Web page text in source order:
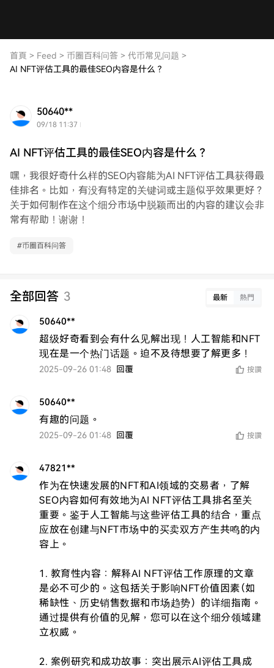
首頁 > Feed > 币圈百科问答 > 代币常见问题 >
AI NFT评估工具的最佳SEO内容是什么？
50640**
09/18 11:37
AI NFT评估工具的最佳SEO内容是什么？
嘿，我很好奇什么样的SEO内容能为AI NFT评估工具获得最
佳排名。比如，有没有特定的关键词或主题似乎效果更好？
关于如何制作在这个细分市场中脱颖而出的内容的建议会非
常有帮助！谢谢！
#币圈百科问答
全部回答 3 最新 熱門
50640**
超级好奇看到会有什么见解出现！人工智能和NFT
现在是一个热门话题。迫不及待想要了解更多！
2025-09-26 01:48 回覆 按讚
50640**
有趣的问题。
2025-09-26 01:48 回覆 按讚
47821**
作为在快速发展的NFT和AI领域的交易者，了解
SEO内容如何有效地为AI NFT评估工具排名至关
重要。鉴于人工智能与这些评估工具的结合，重点
应放在创建与NFT市场中的买卖双方产生共鸣的内
容上。
1. 教育性内容：解释AI NFT评估工作原理的文章
是必不可少的。这包括关于影响NFT价值因素（如
稀缺性、历史销售数据和市场趋势）的详细指南。
通过提供有价值的见解，您可以在这个细分领域建
立权威。
2. 案例研究和成功故事：突出展示AI评估工具成